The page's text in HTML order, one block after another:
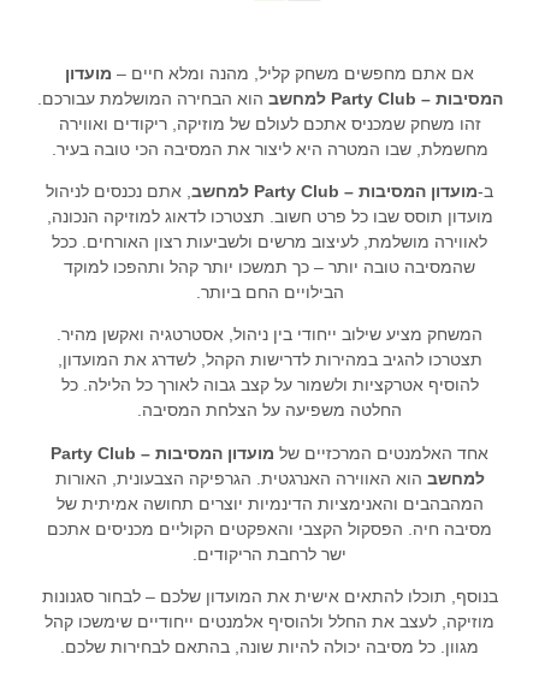
אם אתם מחפשים משחק קליל, מהנה ומלא חיים – מועדון
המסיבות – Party Club למחשב
הוא הבחירה המושלמת עבורכם.
זהו משחק שמכניס אתכם לעולם של מוזיקה, ריקודים ואווירה
מחשמלת, שבו המטרה היא ליצור את המסיבה הכי טובה בעיר.
ב-מועדון המסיבות – Party Club למחשב
, אתם נכנסים לניהול
מועדון תוסס שבו כל פרט חשוב. תצטרכו לדאוג למוזיקה הנכונה,
לאווירה מושלמת, לעיצוב מרשים ולשביעות רצון האורחים. ככל
שהמסיבה טובה יותר – כך תמשכו יותר קהל ותהפכו למוקד
הבילויים החם ביותר.
המשחק מציע שילוב ייחודי בין ניהול, אסטרטגיה ואקשן מהיר.
תצטרכו להגיב במהירות לדרישות הקהל, לשדרג את המועדון,
להוסיף אטרקציות ולשמור על קצב גבוה לאורך כל הלילה. כל
החלטה משפיעה על הצלחת המסיבה.
אחד האלמנטים המרכזיים של
מועדון המסיבות – Party Club
למחשב הוא האווירה האנרגטית. הגרפיקה הצבעונית, האורות
המהבהבים והאנימציות הדינמיות יוצרים תחושה אמיתית של
מסיבה חיה. הפסקול הקצבי והאפקטים הקוליים מכניסים אתכם
ישר לרחבת הריקודים.
בנוסף, תוכלו להתאים אישית את המועדון שלכם – לבחור סגנונות
מוזיקה, לעצב את החלל ולהוסיף אלמנטים ייחודיים שימשכו קהל
מגוון. כל מסיבה יכולה להיות שונה, בהתאם לבחירות שלכם.